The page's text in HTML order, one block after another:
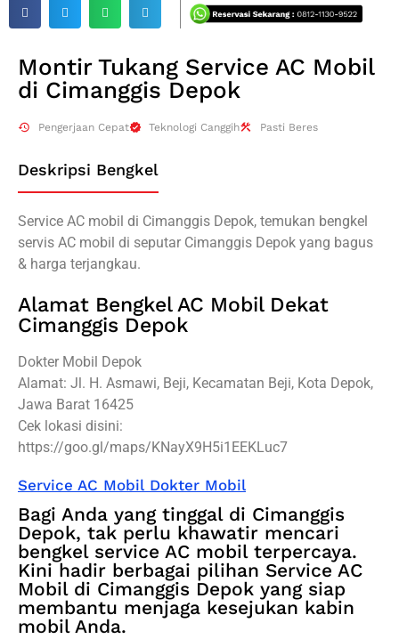
Montir Tukang Service AC Mobil
di Cimanggis Depok
Pengerjaan Cepat Teknologi Canggih Pasti Beres
Deskripsi Bengkel
Service AC mobil di Cimanggis Depok, temukan bengkel
servis AC mobil di seputar Cimanggis Depok yang bagus
& harga terjangkau.
Alamat Bengkel AC Mobil Dekat
Cimanggis Depok
Dokter Mobil Depok
Alamat: Jl. H. Asmawi, Beji, Kecamatan Beji, Kota Depok,
Jawa Barat 16425
Cek lokasi disini:
https://goo.gl/maps/KNayX9H5i1EEKLuc7
Service AC Mobil Dokter Mobil
Bagi Anda yang tinggal di Cimanggis
Depok, tak perlu khawatir mencari
bengkel service AC mobil terpercaya.
Kini hadir berbagai pilihan Service AC
Mobil di Cimanggis Depok yang siap
membantu menjaga kesejukan kabin
mobil Anda.